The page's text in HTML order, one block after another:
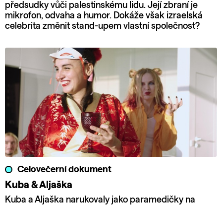
předsudky vůči palestinskému lidu. Její zbraní je
mikrofon, odvaha a humor. Dokáže však izraelská
celebrita změnit stand-upem vlastní společnost?
Celovečerní dokument
Kuba & Aljaška
Kuba a Aljaška narukovaly jako paramedičky na